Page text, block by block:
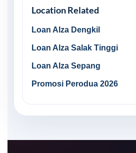
Location Related
Loan Alza Dengkil
Loan Alza Salak Tinggi
Loan Alza Sepang
Promosi Perodua 2026